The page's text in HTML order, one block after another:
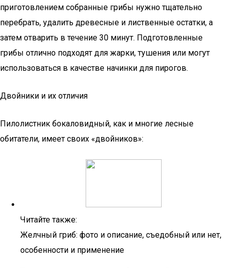
приготовлением собранные грибы нужно тщательно
перебрать, удалить древесные и лиственные остатки, а
затем отварить в течение 30 минут. Подготовленные
грибы отлично подходят для жарки, тушения или могут
использоваться в качестве начинки для пирогов.
Двойники и их отличия
Пилолистник бокаловидный, как и многие лесные
обитатели, имеет своих «двойников»:
Читайте также:
Желчный гриб: фото и описание, съедобный или нет,
особенности и применение